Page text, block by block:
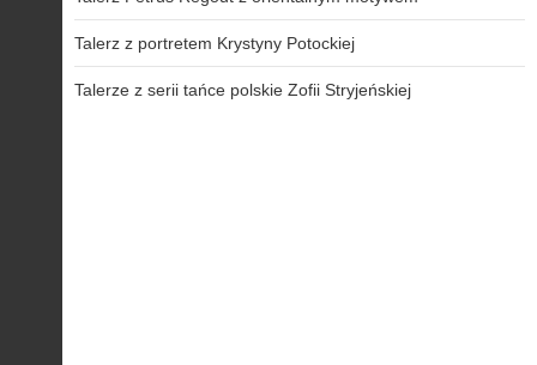
Talerz z portretem Krystyny Potockiej
Talerze z serii tańce polskie Zofii Stryjeńskiej